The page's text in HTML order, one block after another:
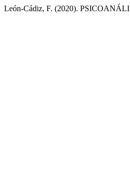
León-Cádiz, F. (2020).